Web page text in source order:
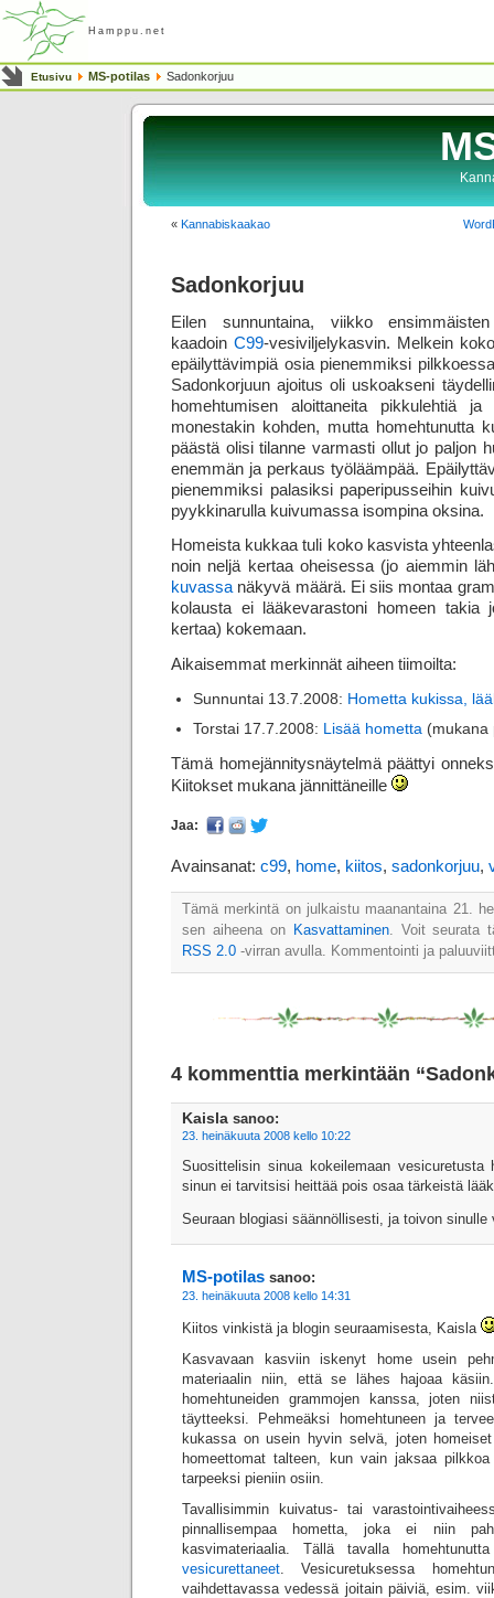
Hamppu.net
Etusivu MS-potilas Sadonkorjuu
« Kannabiskaakao
Sadonkorjuu
Eilen sunnuntaina, viikko
kaadoinC99-vesiviljelykasvin. Melkein
epäilyttävimpiä osia pienemmiksi
Sadonkorjuun ajoitus oli uskoakseni
homehtumisen aloittaneita pikkulehtiä ja
monestakin kohden, mutta homehtunutta
päästä olisi tilanne varmasti ollut jo paljon
enemmän ja perkaus työläämpää.
pienemmiksi palasiksi paperipusseihin
pyykkinarulla kuivumassa isompina oksina.
Homeista kukkaa tuli koko kasvista
noin neljä kertaa oheisessa (jo aiemmin
kuvassa näkyvä määrä. Ei siis montaa
kolausta ei lääkevarastoni homeen takia
kertaa) kokemaan.
Aikaisemmat merkinnät aiheen tiimoilta:
Sunnuntai 13.7.2008: Hometta kukissa,
Torstai 17.7.2008: Lisää hometta (mukana
Tämä homejännitysnäytelmä päättyi
Kiitokset mukana jännittäneille
Jaa:
Avainsanat: c99, home, kiitos, sadonkorjuu,
Tämä merkintä on julkaistu maanantaina 21.
sen aiheena on Kasvattaminen. Voit seurata
RSS 2.0 -virran avulla. Kommentointi ja
4 kommenttia merkintään
Kaisla sanoo:
23. heinäkuuta 2008 kello 10:22
Suosittelisin sinua kokeilemaan vesicuretusta
sinun ei tarvitsisi heittää pois osaa tärkeistä
Seuraan blogiasi säännöllisesti, ja toivon
MS-potilas sanoo:
23. heinäkuuta 2008 kello 14:31
Kiitos vinkistä ja blogin seuraamisesta, Kaisla
Kasvavaan kasviin iskenyt home usein
materiaalin niin, että se lähes hajoaa
homehtuneiden grammojen kanssa, joten
täytteeksi. Pehmeäksi homehtuneen ja
kukassa on usein hyvin selvä, joten
homeettomat talteen, kun vain jaksaa
tarpeeksi pieniin osiin.
Tavallisimmin kuivatus- tai
pinnallisempaa hometta, joka ei niin
kasvimateriaalia. Tällä tavalla
vesicurettaneet . Vesicuretuksessa
vaihdettavassa vedessä joitain päiviä, esim.